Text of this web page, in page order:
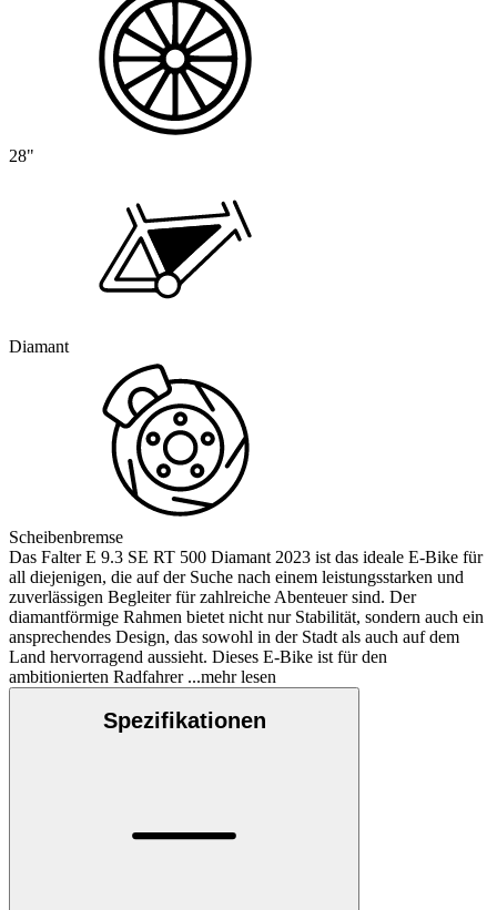
28"
Diamant
Scheibenbremse
Das Falter E 9.3 SE RT 500 Diamant 2023 ist das ideale E-Bike für
all diejenigen, die auf der Suche nach einem leistungsstarken und
zuverlässigen Begleiter für zahlreiche Abenteuer sind. Der
diamantförmige Rahmen bietet nicht nur Stabilität, sondern auch ein
ansprechendes Design, das sowohl in der Stadt als auch auf dem
Land hervorragend aussieht. Dieses E-Bike ist für den
ambitionierten Radfahrer...mehr lesen
Spezifikationen